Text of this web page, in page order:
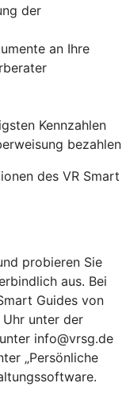
der
an Ihre
Kennzahlen
bezahlen
des VR Smart
probieren Sie
aus. Bei
Guides von
unter der
info@vrsg.de
„Persönliche